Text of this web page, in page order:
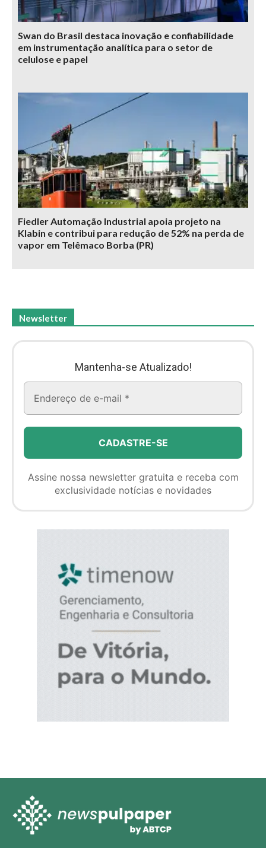
Swan do Brasil destaca inovação e confiabilidade
em instrumentação analítica para o setor de
celulose e papel
Fiedler Automação Industrial apoia projeto na
Klabin e contribui para redução de 52% na perda de
vapor em Telêmaco Borba (PR)
Newsletter
Mantenha-se Atualizado!
Assine nossa newsletter gratuita e receba com
exclusividade notícias e novidades